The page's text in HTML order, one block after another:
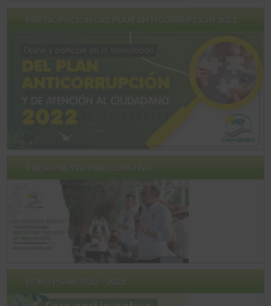
PARTICIPACION DEL PLAN ANTICORRUPCION 2022
PRESUPUESTO PARTICIPATIVO
FORO PGAR 2020 – 2031